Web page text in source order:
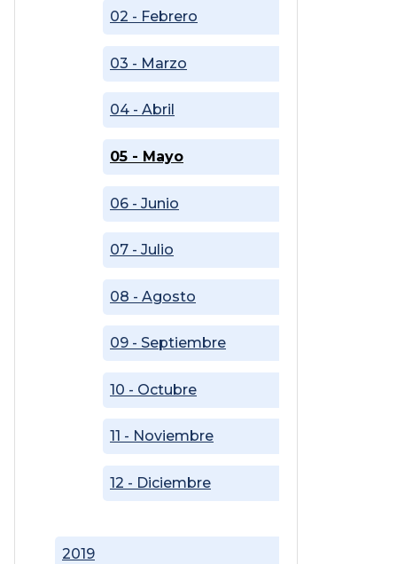
2019
02 - Febrero
03 - Marzo
04 - Abril
05 - Mayo
06 - Junio
07 - Julio
08 - Agosto
09 - Septiembre
10 - Octubre
11 - Noviembre
12 - Diciembre